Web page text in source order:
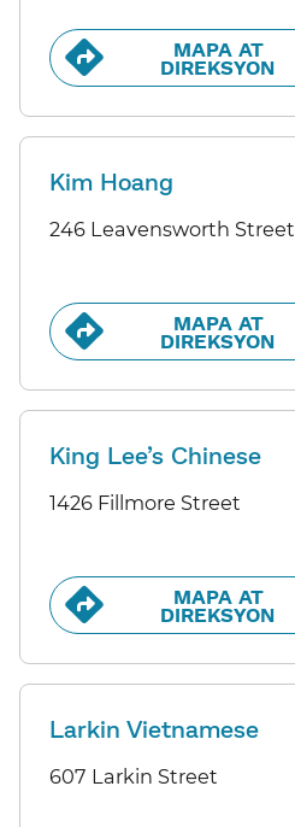
MAPA AT
DIREKSYON​​
Kim Hoang
246 Leavensworth Street
MAPA AT
DIREKSYON​​
King Lee’s Chinese
1426 Fillmore Street
MAPA AT
DIREKSYON​​
Larkin Vietnamese
607 Larkin Street